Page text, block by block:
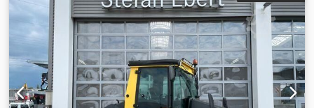
hemen kullanıma hazır, Csdpfx Aozq Tzteqverf İsteğiniz
üzerine size bir kiralama veya finansman teklifi sunabiliriz.
Bay Mihm (Tel. size yardımcı olmaktan memnuniyet duyar).
Daha fazla bilgiyi web sitemizde bulabilirsiniz. Hatalar ve
önceden satış saklıdır! Kiralama imkanı mevcuttur. = Daha
fazla bilgi = Daha fazla bilgi almak için Tobias Ebert ile
iletişime geçin.